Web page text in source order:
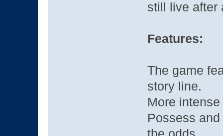
still live after
Features:
The game
story line.
More
Possess